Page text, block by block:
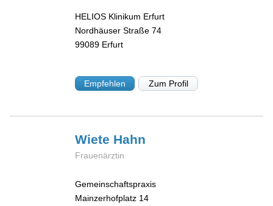
HELIOS Klinikum Erfurt
Nordhäuser Straße 74
99089 Erfurt
Empfehlen Zum Profil
Wiete Hahn
Frauenärztin
Gemeinschaftspraxis
Mainzerhofplatz 14